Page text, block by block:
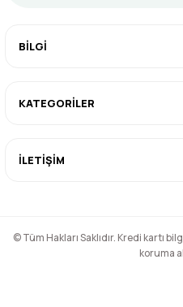
BİLGİ
KATEGORİLER
İLETİŞİM
© Tüm Hakları Saklıdır. Kredi kartı
koruma